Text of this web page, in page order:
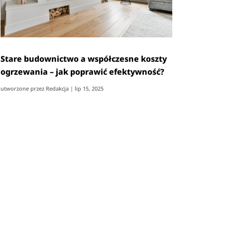
Stare budownictwo a współczesne koszty
ogrzewania – jak poprawić efektywność?
utworzone przez Redakcja| lip 15, 2025